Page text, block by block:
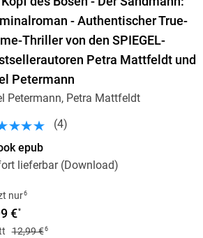
- Authentischer True-
Thriller von den SPIEGEL-
Petra Mattfeldt und
Petermann
Petermann, Petra Mattfeldt
(4)
epub
lieferbar (Download)
nur6
€*
12,99 €6